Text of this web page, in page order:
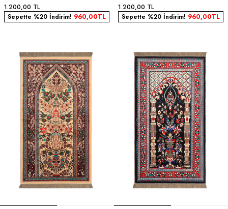
1.200,00 TL
Sepette %20 İndirim! 960,00TL
1.200,00 TL
Sepette %20 İndirim! 960,00TL